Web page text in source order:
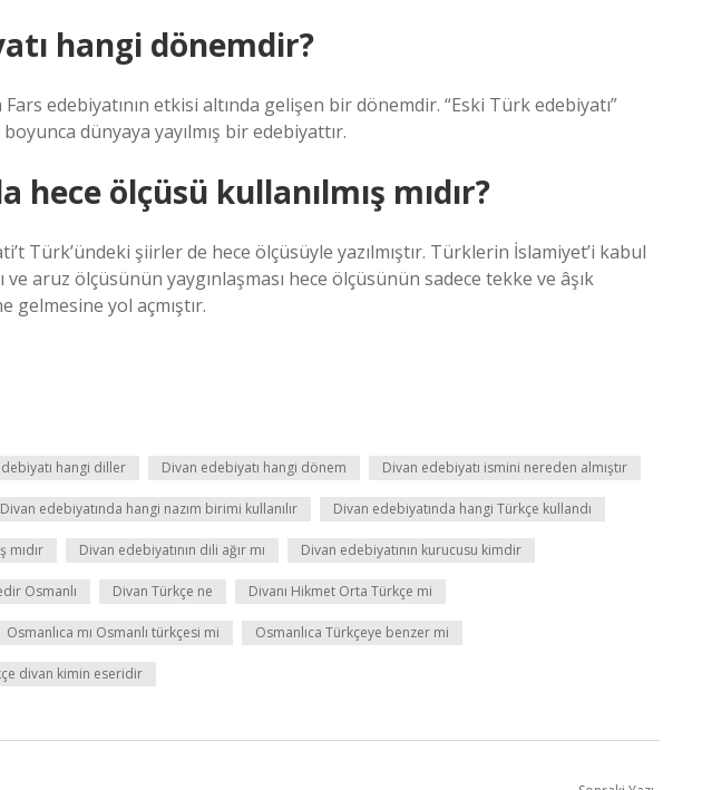
hangi dönemdir?
edebiyatının etkisi altında gelişen bir dönemdir. “Eski Türk edebiyatı”
boyunca dünyaya yayılmış bir edebiyattır.
hece ölçüsü kullanılmış mıdır?
Türk’ündeki şiirler de hece ölçüsüyle yazılmıştır. Türklerin İslamiyet’i kabul
aruz ölçüsünün yaygınlaşması hece ölçüsünün sadece tekke ve âşık
gelmesine yol açmıştır.
hangi diller Divan edebiyatı hangi dönem Divan edebiyatı ismini nereden almıştır
Divan edebiyatında hangi nazım birimi kullanılır Divan edebiyatında hangi Türkçe kullandı
mıdır Divan edebiyatının dili ağır mı Divan edebiyatının kurucusu kimdir
Osmanlı Divan Türkçe ne Divanı Hikmet Orta Türkçe mi
Osmanlıca mı Osmanlı türkçesi mi Osmanlıca Türkçeye benzer mi
divan kimin eseridir